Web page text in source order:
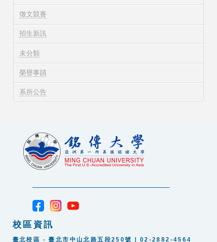
徵文競賽
招生新訊
未分類
榮譽事蹟
系所公告
校區資訊
臺北校區 - 臺北市中山北路五段250號 | 02-2882-4564